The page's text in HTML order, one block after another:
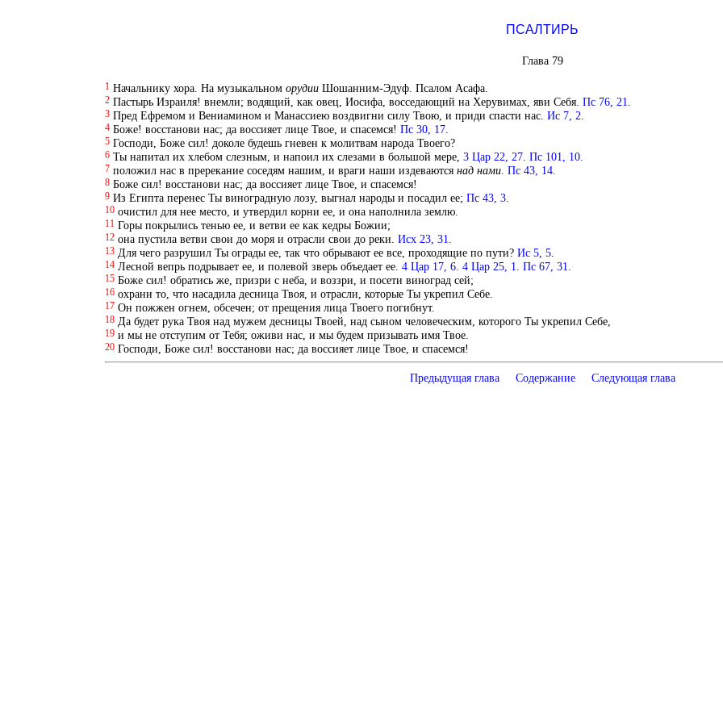
ПСАЛТИРЬ
Глава 79
1 Начальнику хора. На музыкальном орудииШошанним-Эдуф. Псалом Асафа.
2 Пастырь Израиля! внемли; водящий, как овец, Иосифа, восседающий на Херувимах, яви Себя. Пс 76, 21
3 Пред Ефремом и Вениамином и Манассиею воздвигни силу Твою, и приди спасти нас. Ис 7, 2
4 Боже! восстанови нас; да воссияет лице Твое, и спасемся! Пс 30, 17.
5 Господи, Боже сил! доколе будешь гневен к молитвам народа Твоего?
6 Ты напитал их хлебом слезным, и напоил их слезами в большой мере, 3 Цар 22, 27. Пс 101, 10.
7 положил нас в пререкание соседям нашим, и враги наши издеваются над нами. Пс 43, 14.
8 Боже сил! восстанови нас; да воссияет лице Твое, и спасемся!
9 Из Египта перенес Ты виноградную лозу, выгнал народы и посадил ее; Пс 43, 3.
10 очистил для нее место, и утвердил корни ее, и она наполнила землю.
11 Горы покрылись тенью ее, и ветви ее как кедры Божии;
12 она пустила ветви свои до моря и отрасли свои до реки. Исх 23, 31
13 Для чего разрушил Ты ограды ее, так что обрывают ее все, проходящие по пути? Ис 5, 5.
14 Лесной вепрь подрывает ее, и полевой зверь объедает ее. 4 Цар 17, 6. 4 Цар 25, 1 Пс 67, 31
15 Боже сил! обратись же, призри с неба, и воззри, и посети виноград сей;
16 охрани то, что насадила десница Твоя, и отрасли, которые Ты укрепил Себе.
17 Он пожжен огнем, обсечен; от прещения лица Твоего погибнут.
18 Да будет рука Твоя над мужем десницы Твоей, над сыном человеческим, которого Ты укрепил Себе,
19 и мы не отступим от Тебя; оживи нас, и мы будем призывать имя Твое.
20 Господи, Боже сил! восстанови нас; да воссияет лице Твое, и спасемся!
Предыдущая глава Содержание Следующая глава